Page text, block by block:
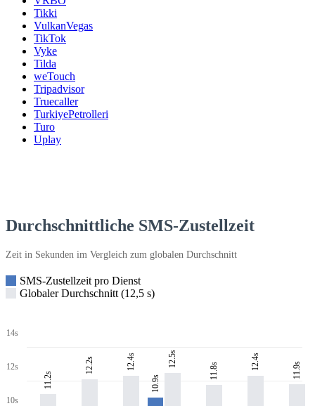
Tikki
VulkanVegas
TikTok
Vyke
Tilda
weTouch
Tripadvisor
Truecaller
TurkiyePetrolleri
Turo
Uplay
Durchschnittliche SMS-Zustellzeit
Zeit in Sekunden im Vergleich zum globalen Durchschnitt
SMS-Zustellzeit pro Dienst
Globaler Durchschnitt (12,5 s)
14s
12s
10s
11.2s
12.2s 12.4s
10.9s
12.5s
11.8s 12.4s 11.9s